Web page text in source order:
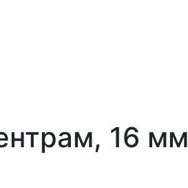
16 мм